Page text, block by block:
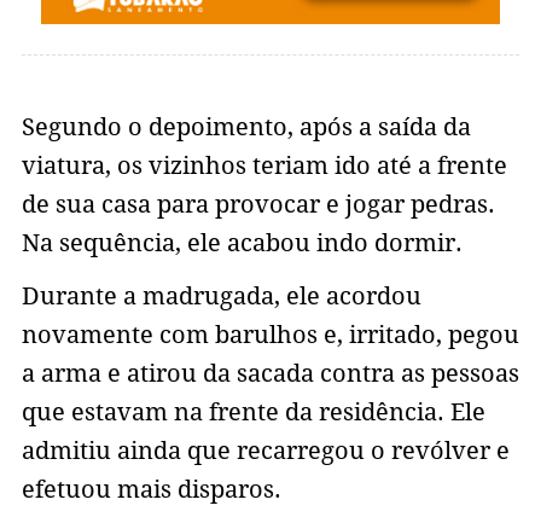
Segundo o depoimento, após a saída da
viatura, os vizinhos teriam ido até a frente
de sua casa para provocar e jogar pedras.
Na sequência, ele acabou indo dormir.
Durante a madrugada, ele acordou
novamente com barulhos e, irritado, pegou
a arma e atirou da sacada contra as pessoas
que estavam na frente da residência. Ele
admitiu ainda que recarregou o revólver e
efetuou mais disparos.